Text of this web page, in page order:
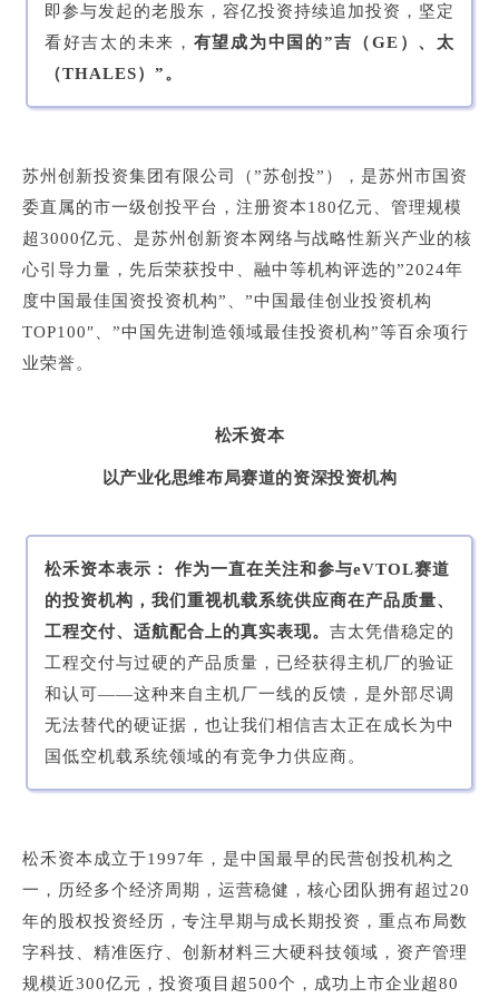
即参与发起的老股东，容亿投资持续追加投资，坚定
看好吉太的未来， 有望成为中国的”吉（GE）、太
（THALES）”。
苏州创新投资集团有限公司（”苏创投”），是苏州市国资
委直属的市一级创投平台，注册资本180亿元、管理规模
超3000亿元、是苏州创新资本网络与战略性新兴产业的核
心引导力量，先后荣获投中、融中等机构评选的”2024年
度中国最佳国资投资机构”、”中国最佳创业投资机构
TOP100″、”中国先进制造领域最佳投资机构”等百余项行
业荣誉。
松禾资本
以产业化思维布局赛道的资深投资机构
松禾资本表示： 作为一直在关注和参与eVTOL赛道
的投资机构，我们重视机载系统供应商在产品质量、
工程交付、适航配合上的真实表现。 吉太凭借稳定的
工程交付与过硬的产品质量，已经获得主机厂的验证
和认可——这种来自主机厂一线的反馈，是外部尽调
无法替代的硬证据，也让我们相信吉太正在成长为中
国低空机载系统领域的有竞争力供应商。
松禾资本成立于1997年，是中国最早的民营创投机构之
一，历经多个经济周期，运营稳健，核心团队拥有超过20
年的股权投资经历，专注早期与成长期投资，重点布局数
字科技、精准医疗、创新材料三大硬科技领域，资产管理
规模近300亿元，投资项目超500个，成功上市企业超80